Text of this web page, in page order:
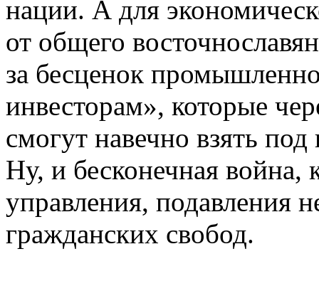
нации. А для
от общего
за бесценок
инвесторам», которые
смогут навечно взять
Ну, и бесконечная война,
управления, подавления
гражданских свобод.